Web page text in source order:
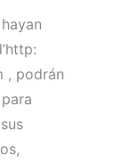
, podrán